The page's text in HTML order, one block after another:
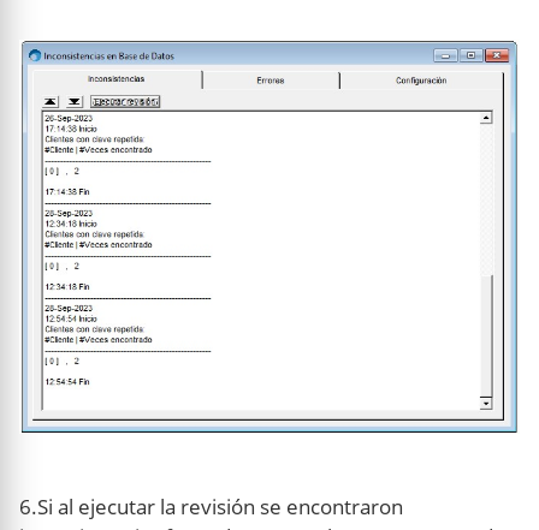
6.Si al ejecutar la revisión se encontraron